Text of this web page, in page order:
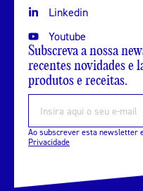
Linkedin
Youtube
Subscreva a nossa
recentes novidades e
produtos e receitas.
Ao subscrever esta newsletter
Privacidade